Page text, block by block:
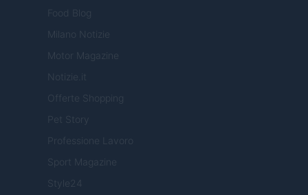
Food Blog
Milano Notizie
Motor Magazine
Notizie.it
Offerte Shopping
Pet Story
Professione Lavoro
Sport Magazine
Style24